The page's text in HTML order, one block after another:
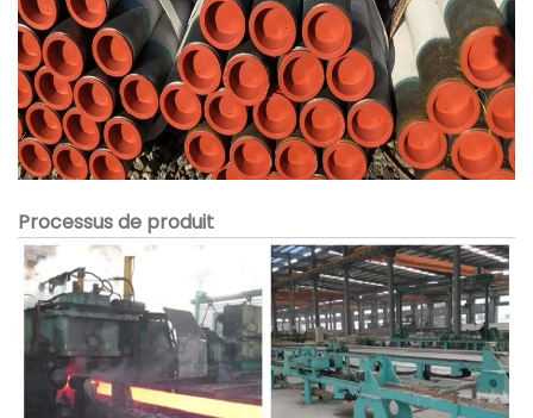
Processus de produit